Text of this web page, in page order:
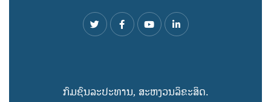
ກົມຊົນລະປະທານ, ສະຫງວນລິຂະສິດ.